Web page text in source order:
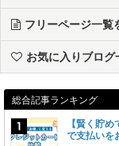
フリーページ一覧
お気に入りブログ
総合記事ランキング
【賢く貯
で支払いを